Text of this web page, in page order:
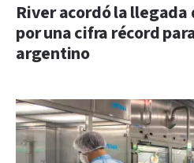
River acordó la llegada
por una cifra récord
argentino